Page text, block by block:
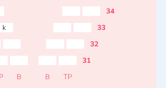
34
k
33
32
31
B B TP